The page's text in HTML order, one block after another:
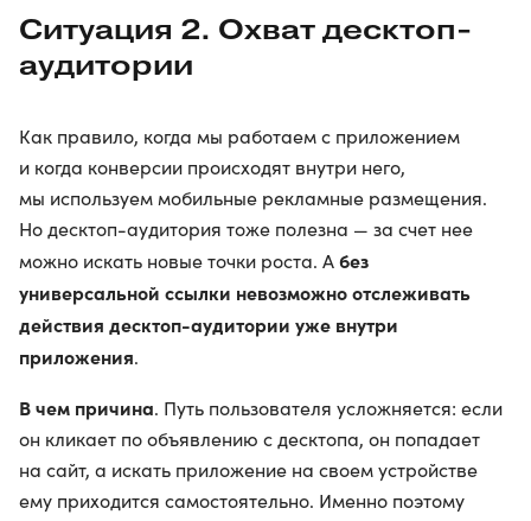
Ситуация 2. Охват десктоп-
аудитории
Как правило, когда мы работаем с приложением
и когда конверсии происходят внутри него,
мы используем мобильные рекламные размещения.
Но десктоп-аудитория тоже полезна — за счет нее
можно искать новые точки роста. Абез
универсальной ссылки невозможно отслеживать
действия десктоп-аудитории уже внутри
приложения.
В чем причина. Путь пользователя усложняется: если
он кликает по объявлению с десктопа, он попадает
на сайт, а искать приложение на своем устройстве
ему приходится самостоятельно. Именно поэтому